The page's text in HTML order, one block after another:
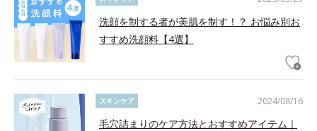
洗顔を制する者が美肌を制す！？ お悩み別お
すすめ洗顔料【4選】
2024/08/16
スキンケア
毛穴詰まりのケア方法とおすすめアイテム｜